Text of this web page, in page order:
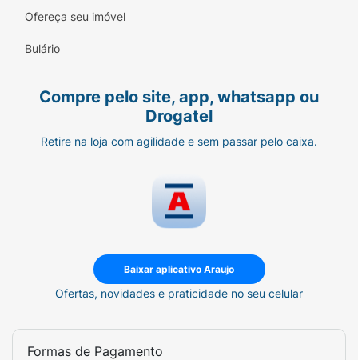
Ofereça seu imóvel
Bulário
Compre pelo site, app, whatsapp ou
Drogatel
Retire na loja com agilidade e sem passar pelo caixa.
Baixar aplicativo Araujo
Ofertas, novidades e praticidade no seu celular
Formas de Pagamento